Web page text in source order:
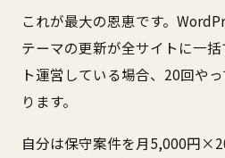
これが最大の恩恵です。
テーマの更新が全サイトに一
ト運営している場合、20回や
ります。
自分は保守案件を月5,000円